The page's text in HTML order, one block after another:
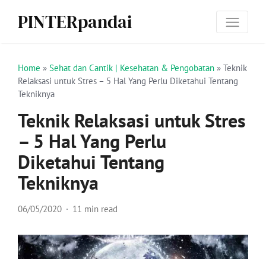
PINTERpandai
Home » Sehat dan Cantik | Kesehatan & Pengobatan » Teknik
Relaksasi untuk Stres – 5 Hal Yang Perlu Diketahui Tentang
Tekniknya
Teknik Relaksasi untuk Stres
– 5 Hal Yang Perlu
Diketahui Tentang
Tekniknya
06/05/2020 11 min read